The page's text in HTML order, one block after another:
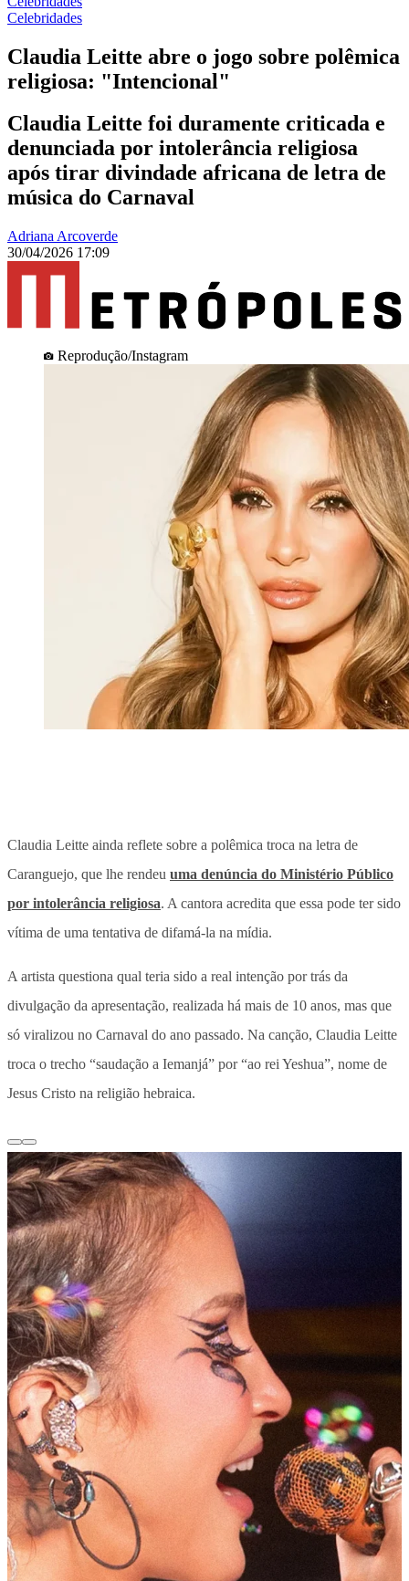
Celebridades
Claudia Leitte abre o jogo sobre polêmica
religiosa: "Intencional"
Claudia Leitte foi duramente criticada e
denunciada por intolerância religiosa
após tirar divindade africana de letra de
música do Carnaval
Adriana Arcoverde
30/04/2026 17:09
Reprodução/Instagram
Claudia Leitte ainda reflete sobre a polêmica troca na letra de
Caranguejo, que lhe rendeu uma denúncia do Ministério Público
por intolerância religiosa. A cantora acredita que essa pode ter sido
vítima de uma tentativa de difamá-la na mídia.
A artista questiona qual teria sido a real intenção por trás da
divulgação da apresentação, realizada há mais de 10 anos, mas que
só viralizou no Carnaval do ano passado. Na canção, Claudia Leitte
troca o trecho “saudação a Iemanjá” por “ao rei Yeshua”, nome de
Jesus Cristo na religião hebraica.